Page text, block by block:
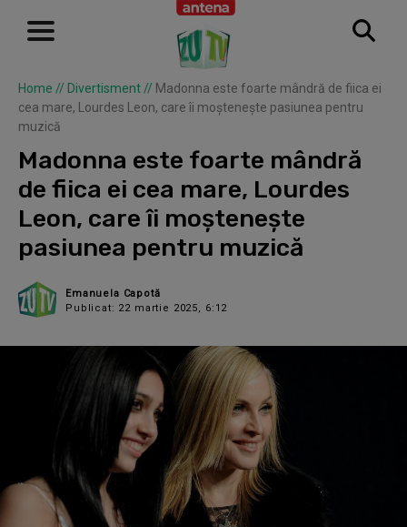
Home // Divertisment // Madonna este foarte mândră de fiica ei
cea mare, Lourdes Leon, care îi moștenește pasiunea pentru
muzică
Madonna este foarte mândră
de fiica ei cea mare, Lourdes
Leon, care îi moștenește
pasiunea pentru muzică
Emanuela Capotă
Publicat: 22 martie 2025, 6:12